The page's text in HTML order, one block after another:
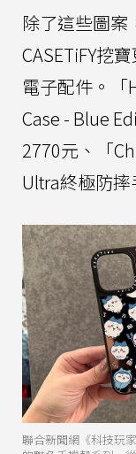
除了這些圖案
CASETiFY挖
電子配件。「
Case - Blue
2770元、「
Ultra終極防摔
聯合新聞網《科技玩